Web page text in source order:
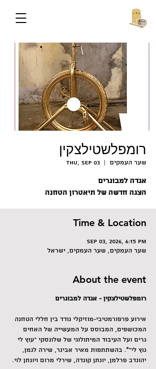
רומפלשטילצקין
Thu, Sep 03
  |
שער העמקים
אגדה למבוגרים
הצגה חדשה של תיאטרון הטחנה
Time & Location
Sep 03, 2026, 6:15 PM
שער העמקים, שער העמקים, ישראל
About the event
רומפלשטילצקין - אגדה למבוגרים
אירוע פרפורמטיבי-מוזיקלי נודד בין חללי הטחנה
המכושפים, המבוסס על המעשייה של האחים
גרים ועל העיבוד המיתולוגי של שלונסקי "עוץ לי
גוץ לי"*. בהשתתפות מאיר אבינר, שירה לגמן,
יהונדב פרלמן, יונתן קונדה, שירלי מרום ויונתן לוי.